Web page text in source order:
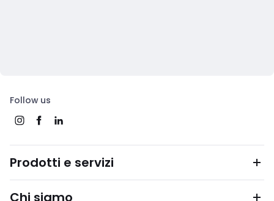
Follow us
Prodotti e servizi
Chi siamo